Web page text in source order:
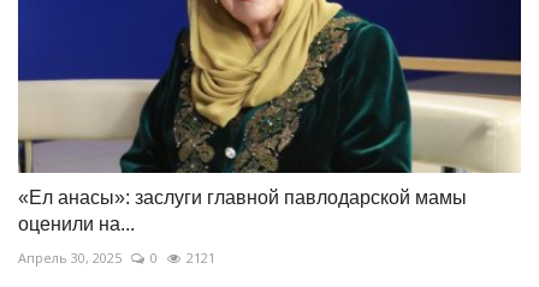
«Ел анасы»: заслуги главной павлодарской мамы
оценили на...
Апрель 30, 2025 0 2121